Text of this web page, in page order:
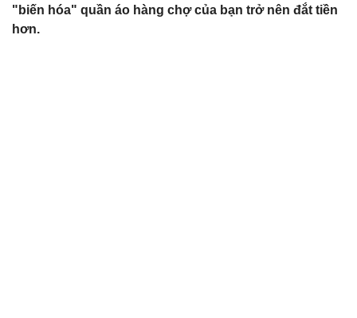
"biến hóa" quần áo hàng chợ của bạn trở nên đắt tiền
hơn.